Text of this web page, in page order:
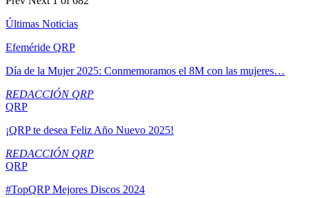
Últimas Noticias
Efeméride QRP
Día de la Mujer 2025: Conmemoramos el 8M con las mujeres…
REDACCIÓN QRP
QRP
¡QRP te desea Feliz Año Nuevo 2025!
REDACCIÓN QRP
QRP
#TopQRP Mejores Discos 2024